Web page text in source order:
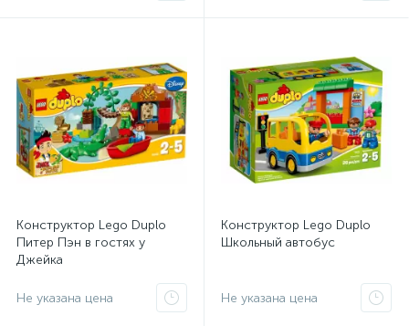
Конструктор Lego Duplo
Питер Пэн в гостях у
Джейка
Не указана цена
Конструктор Lego Duplo
Школьный автобус
Не указана цена